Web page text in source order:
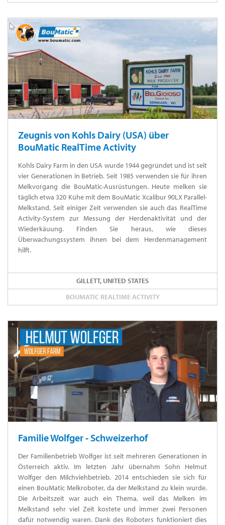
Zeugnis von Kohls Dairy (USA) über
BouMatic RealTime Activity
Kohls Dairy Farm in den USA wurde 1944 gegründet und ist seit
vier Generationen in Betrieb. Seit 1985 verwenden sie für ihren
Melkvorgang die BouMatic-Ausrüstungen. Heute melken sie
täglich etwa 320 Kühe mit dem BouMatic Xcalibur 90LX Parallel-
Melkstand. Seit einiger Zeit verwenden sie auch das RealTime
Activity-System zur Messung der Herdenaktivität und der
Wiederkäuung. Finden Sie heraus, wie dieses
Überwachungssystem ihnen bei dem Herdenmanagement
hilft.
GILLETT, UNITED STATES
BOUMATIC REALTIME ACTIVITY
Familie Wolfger - Schweizerhof
Der Familienbetrieb Wolfger ist seit mehreren Generationen in
Österreich aktiv. Im letzten Jahr übernahm Sohn Helmut
Wolfger den Milchviehbetrieb. 2014 entschieden sie sich für
einen BouMatic Melkroboter, da der Melkstand zu klein wurde.
Die Arbeitszeit war auch ein Thema, weil das Melken im
Melkstand sehr viel Zeit kostete und immer zwei Personen
dafür notwendig waren. Dank des Roboters funktioniert dies